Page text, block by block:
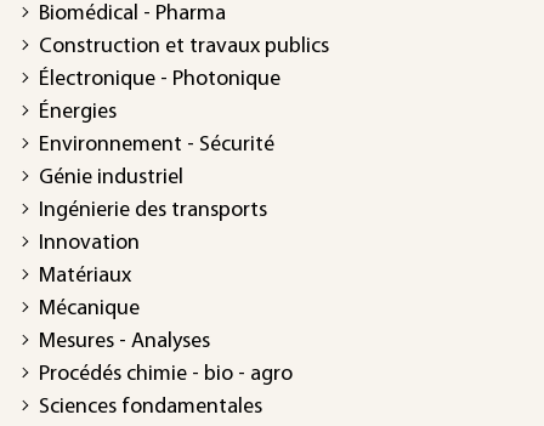
Biomédical - Pharma
Construction et travaux publics
Électronique - Photonique
Énergies
Environnement - Sécurité
Génie industriel
Ingénierie des transports
Innovation
Matériaux
Mécanique
Mesures - Analyses
Procédés chimie - bio - agro
Sciences fondamentales